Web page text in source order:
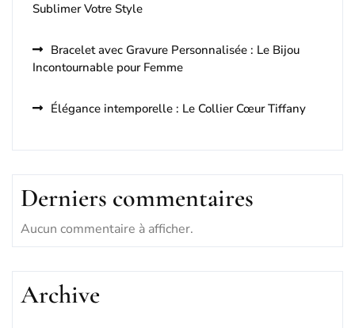
Sublimer Votre Style
Bracelet avec Gravure Personnalisée : Le Bijou
Incontournable pour Femme
Élégance intemporelle : Le Collier Cœur Tiffany
Derniers commentaires
Aucun commentaire à afficher.
Archive